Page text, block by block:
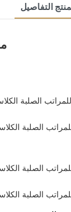
التفاصيل